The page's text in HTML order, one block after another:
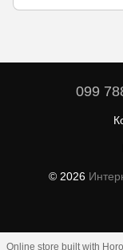
099
© 2026
Online store built with